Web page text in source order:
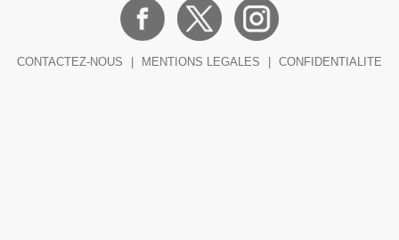
CONTACTEZ-NOUS MENTIONS LEGALES CONFIDENTIALITE